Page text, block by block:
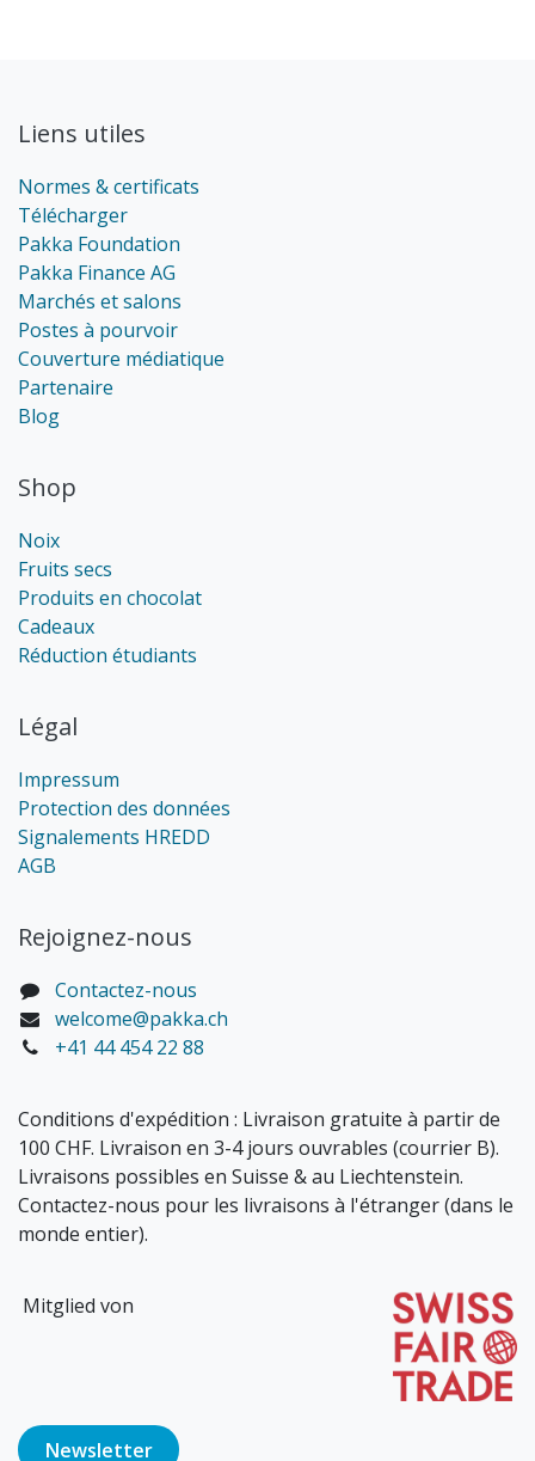
Liens utiles
Normes & certificats
Télécharger
Pakka Foundation
Pakka Finance AG
Marchés et salons
Postes à pourvoir
Couverture médiatique
Partenaire
Blog
Shop
Noix
Fruits secs
Produits en chocolat
Cadeaux
Réduction étudiants
Légal
Impressum
Protection des données
Signalements HREDD
AGB
Rejoignez-nous
Contactez-nous
welcome@pakka.ch
+41 44 454 22 88
Conditions d'expédition : Livraison gratuite à partir de
100 CHF. Livraison en 3-4 jours ouvrables (courrier B).
Livraisons possibles en Suisse & au Liechtenstein.
Contactez-nous pour les livraisons à l'étranger (dans le
monde entier).
Mitglied von
Newsl​​​​etter